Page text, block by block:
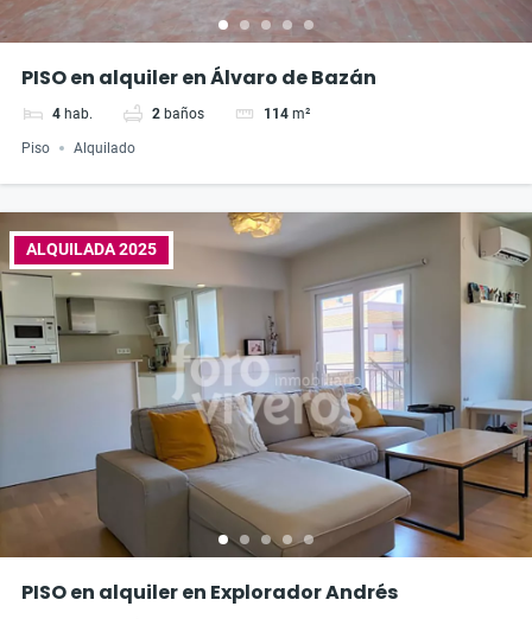
PISO en alquiler en Álvaro de Bazán
4 hab. 2 baños 114 m²
Piso Alquilado
ALQUILADA 2025
PISO en alquiler en Explorador Andrés